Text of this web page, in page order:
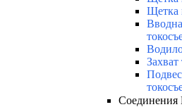
Щетка
Соединения